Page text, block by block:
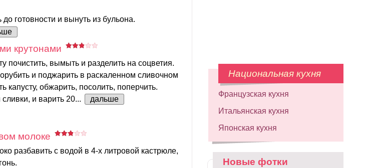
готовности и вынуть из бульона.
крутонами
почистить, вымыть и разделить на соцветия.
и поджарить в раскаленном сливочном
капусту, обжарить, посолить, поперчить.
и варить 20...
дальше
молоке
разбавить с водой в 4-х литровой кастрюле,
Национальная кухня
Французская кухня
Итальянская кухня
Японская кухня
Новые фотки